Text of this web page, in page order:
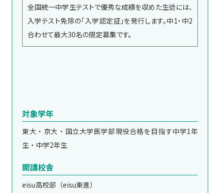
全国統一中学生テストで優秀な成績を収めた生徒には、
入学テスト免除の「入学認定証」を発行します。中1・中2
合わせて最大30名の限定募集です。
対象学年
東大・京大・国立大学医学部現役合格を目指す中学1年
生・中学2年生
開講校舎
eisu高校部（eisu東進）